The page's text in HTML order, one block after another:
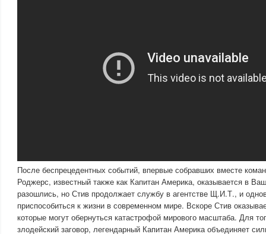
После беспрецедентных событий, впервые собравших вместе
Роджерс, известный также как Капитан Америка, оказывается в
разошлись, но Стив продолжает службу в агентстве Щ.И.Т., и
приспособиться к жизни в современном мире. Вскоре Стив
которые могут обернуться катастрофой мирового масштаба. Для
злодейский заговор, легендарный Капитан Америка объединяет